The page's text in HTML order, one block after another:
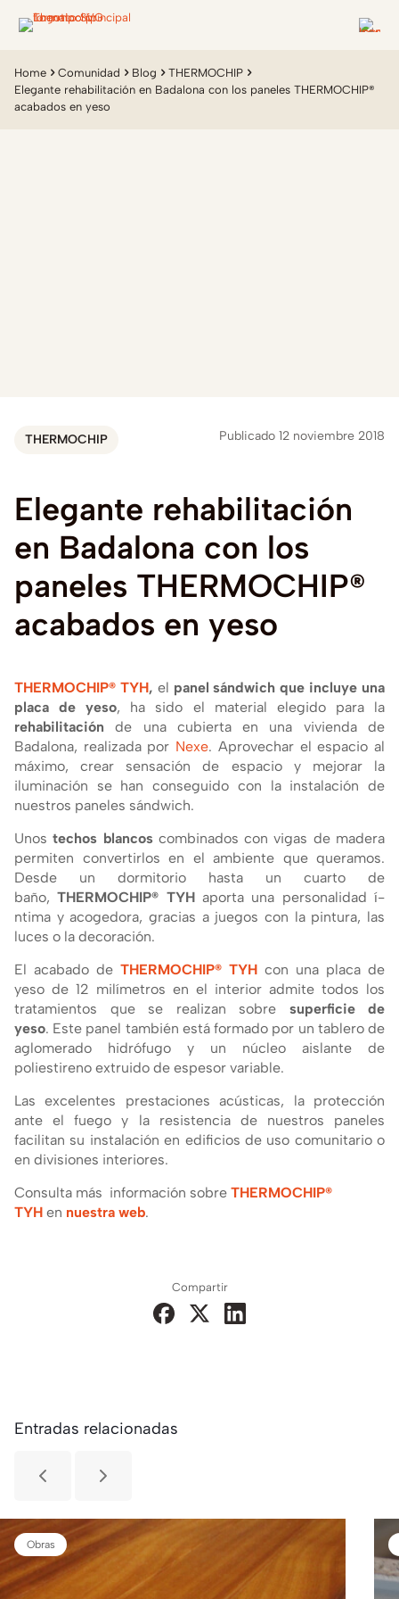
Home Comunidad Blog
THERMOCHIP
Elegante rehabilitación en Badalona con los paneles THERMOCHIP®
acabados en yeso
THERMOCHIP Publicado 12 noviembre 2018
Elegante rehabilitación
en Badalona con los
paneles THERMOCHIP®
acabados en yeso
THERMOCHIP® TYH, el panel sándwich que incluye una
placa de yeso, ha sido el material elegido para la
rehabilitación de una cubierta en una vivienda de
Badalona, realizada por Nexe. Aprovechar el espacio al
máximo, crear sensación de espacio y mejorar la
iluminación se han conseguido con la instalación de
nuestros paneles sándwich.
Unos techos blancoscombinados con vigas de madera
permiten convertirlos en el ambiente que queramos.
Desde un dormitorio hasta un cuarto de
baño,THERMOCHIP® TYHaporta una personalidad í­
ntima y acogedora, gracias a juegos con la pintura, las
luces o la decoración.
El acabado de THERMOCHIP® TYH con una placa de
yeso de 12 milí­metros en el interior admite todos los
tratamientos que se realizan sobre superficie de
yeso. Este panel también está formado por un tablero de
aglomerado hidrófugo y un núcleo aislante de
poliestireno extruido de espesor variable.
Las excelentes prestaciones acústicas, la protección
ante el fuego y la resistencia de nuestros paneles
facilitan su instalación en edificios de uso comunitario o
en divisiones interiores.
Consulta más información sobre THERMOCHIP®
TYH en nuestra web.
Compartir
Entradas relacionadas
Obras